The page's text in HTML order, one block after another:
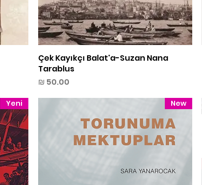
תצוגה מהירה
Çek Kayıkçı Balat'a-Suzan Nana
Tarablus
מחיר
New
Yeni